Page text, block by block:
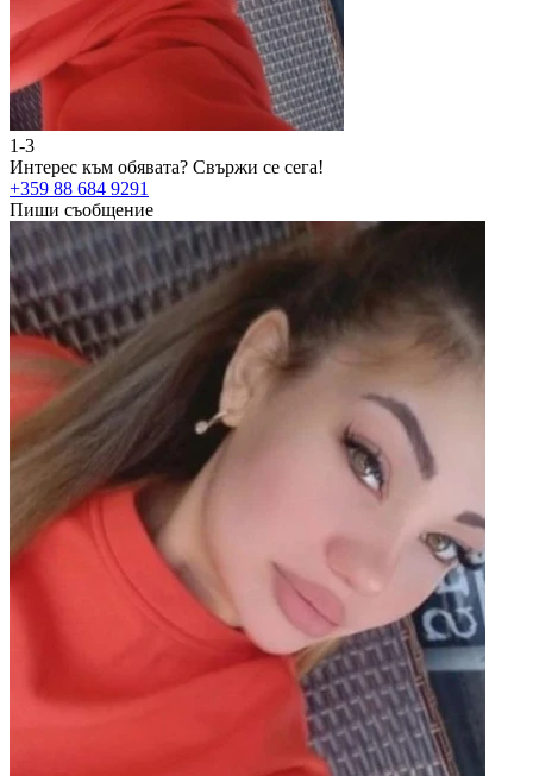
1-3
Интерес към обявата? Свържи се сега!
+359 88 684 9291
Пиши съобщение